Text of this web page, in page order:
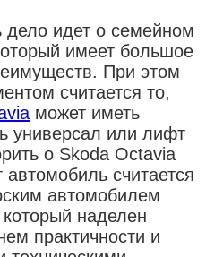
дело идет о семейном
имеет большое
При этом
считается то,
может иметь
универсал или лифт
о Skoda Octavia
автомобиль считается
автомобилем
наделен
практичности и